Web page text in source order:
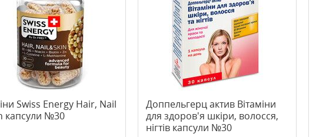
Swiss Energy Hair, Nail
капсули №30
Доппельгерц актив Вітаміни
для здоров'я шкіри, волосся,
нігтів капсули №30